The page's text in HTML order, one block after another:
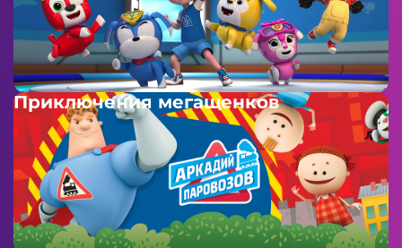
Приключения мегащенков